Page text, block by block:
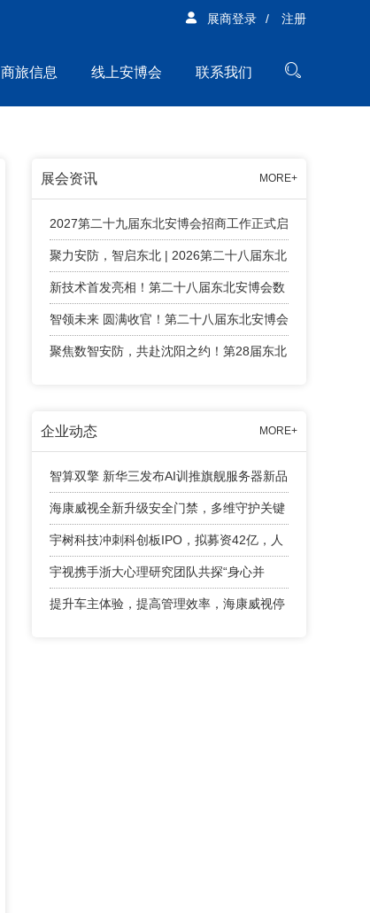
展商登录 / 注册
商旅信息 线上安博会 联系我们
展会资讯 MORE+
2027第二十九届东北安博会招商工作正式启
动！
聚力安防，智启东北 | 2026第二十八届东北
安博会精彩回顾！
新技术首发亮相！第二十八届东北安博会数
字安防智能终端新技术首发专区亮点纷呈
智领未来 圆满收官！第二十八届东北安博会
顺利闭幕！
聚焦数智安防，共赴沈阳之约！第28届东北
企业动态 MORE+
智算双擎 新华三发布AI训推旗舰服务器新品
海康威视全新升级安全门禁，多维守护关键
出入口
宇树科技冲刺科创板IPO，拟募资42亿，人
形机器人成业绩增长引擎
宇视携手浙大心理研究团队共探“身心并
举”育人新路径
提升车主体验，提高管理效率，海康威视停